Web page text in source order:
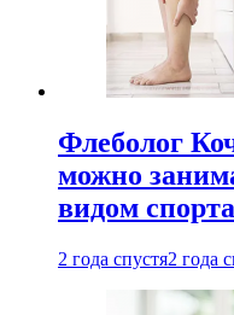
Флеболог
можно
видом спорта
2 года спустя2 года